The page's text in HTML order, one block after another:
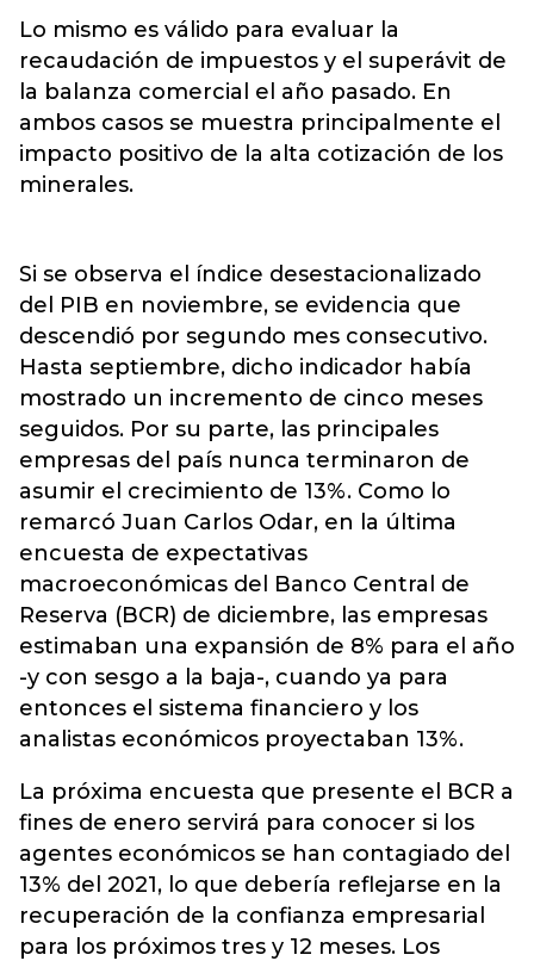
Lo mismo es válido para evaluar la
recaudación de impuestos y el superávit de
la balanza comercial el año pasado. En
ambos casos se muestra principalmente el
impacto positivo de la alta cotización de los
minerales.
Si se observa el índice desestacionalizado
del PIB en noviembre, se evidencia que
descendió por segundo mes consecutivo.
Hasta septiembre, dicho indicador había
mostrado un incremento de cinco meses
seguidos. Por su parte, las principales
empresas del país nunca terminaron de
asumir el crecimiento de 13%. Como lo
remarcó Juan Carlos Odar, en la última
encuesta de expectativas
macroeconómicas del Banco Central de
Reserva (BCR) de diciembre, las empresas
estimaban una expansión de 8% para el año
-y con sesgo a la baja-, cuando ya para
entonces el sistema financiero y los
analistas económicos proyectaban 13%.
La próxima encuesta que presente el BCR a
fines de enero servirá para conocer si los
agentes económicos se han contagiado del
13% del 2021, lo que debería reflejarse en la
recuperación de la confianza empresarial
para los próximos tres y 12 meses. Los